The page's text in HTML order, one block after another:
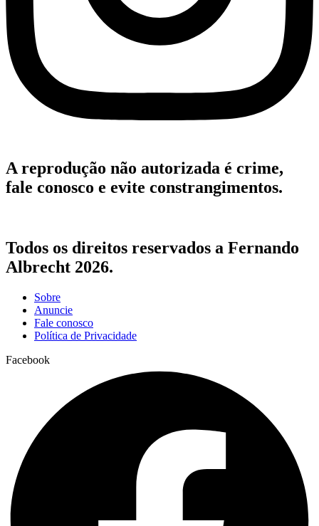
A reprodução não autorizada é crime,
fale conosco e evite constrangimentos.
Todos os direitos reservados a Fernando
Albrecht 2026.
Sobre
Anuncie
Fale conosco
Política de Privacidade
Facebook